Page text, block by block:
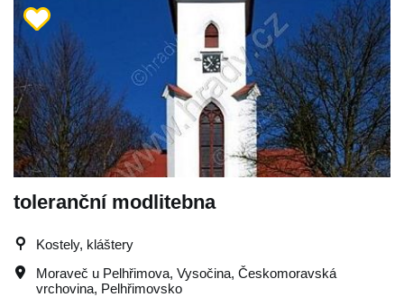
toleranční modlitebna
Kostely, kláštery
Moraveč u Pelhřimova, Vysočina, Českomoravská
vrchovina, Pelhřimovsko